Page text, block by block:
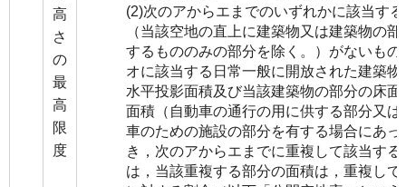
高
さ
の
最
高
限
度
(2)次のアからエまでのいずれかに該当す
（当該空地の直上に建築物又は建築物の
するもののみの部分を除く。）がないも
オに該当する日常一般に開放された建築
水平投影面積及び当該建築物の部分の床
面積（自動車の通行の用に供する部分又
車のための施設の部分を有する場合にあ
き，次のアからエまでに重複して該当す
は，当該重複する部分の面積は，重複し